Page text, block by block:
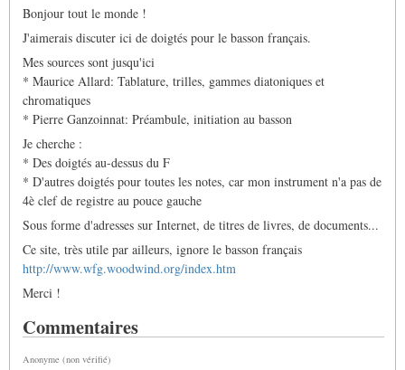
Bonjour tout le monde !
J'aimerais discuter ici de doigtés pour le basson français.
Mes sources sont jusqu'ici
* Maurice Allard: Tablature, trilles, gammes diatoniques et
chromatiques
* Pierre Ganzoinnat: Préambule, initiation au basson
Je cherche :
* Des doigtés au-dessus du F
* D'autres doigtés pour toutes les notes, car mon instrument n'a pas de
4è clef de registre au pouce gauche
Sous forme d'adresses sur Internet, de titres de livres, de documents...
Ce site, très utile par ailleurs, ignore le basson français
http://www.wfg.woodwind.org/index.htm
Merci !
Commentaires
Anonyme (non vérifié)